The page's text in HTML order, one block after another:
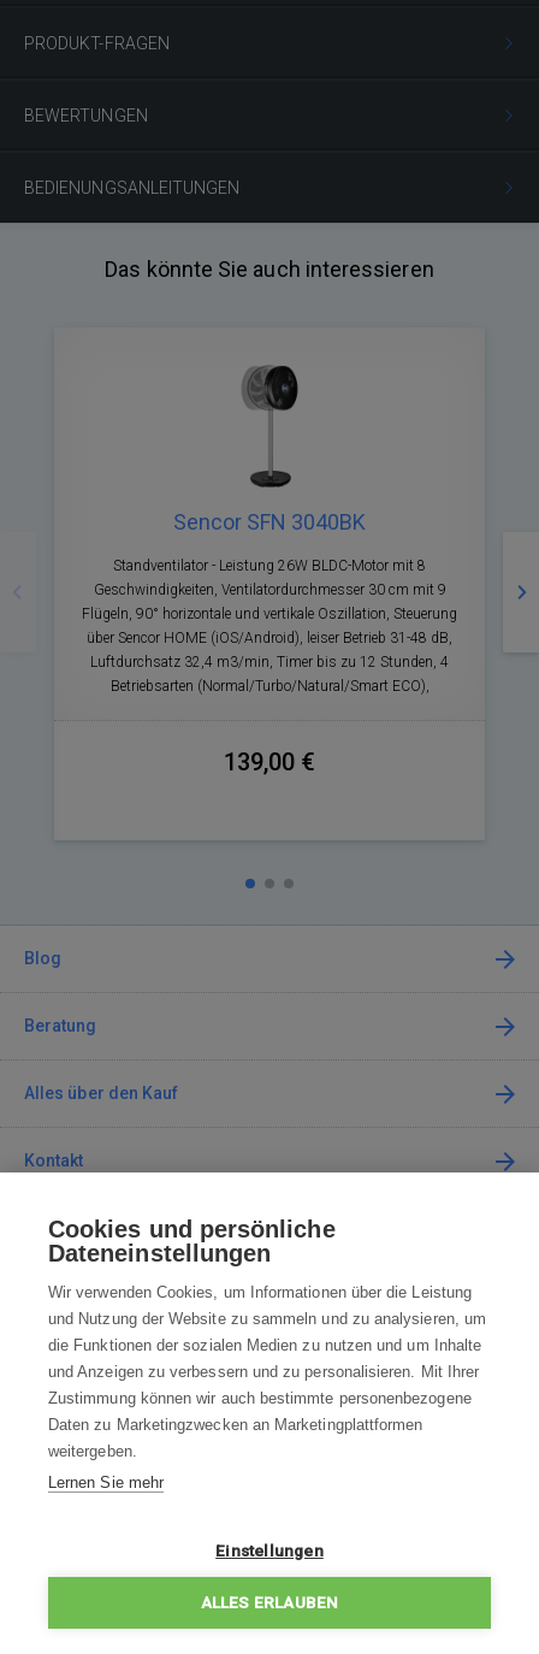
PRODUKT-FRAGEN
BEWERTUNGEN
BEDIENUNGSANLEITUNGEN
Das könnte Sie auch interessieren
Sencor SFN 3040BK
Standventilator - Leistung 26W BLDC-Motor mit 8
Geschwindigkeiten, Ventilatordurchmesser 30 cm mit 9
Flügeln, 90° horizontale und vertikale Oszillation, Steuerung
über Sencor HOME (iOS/Android), leiser Betrieb 31-48 dB,
Luftdurchsatz 32,4 m3/min, Timer bis zu 12 Stunden, 4
Betriebsarten (Normal/Turbo/Natural/Smart ECO),
139,00 €
Blog
Beratung
Alles über den Kauf
Kontakt
Kontaktieren Sie uns
info@robotworld.de
+49 25 197 159 962 Mo-Fr 8:00—16:00 Uhr
ALLE KONTAKTE
WIDERRUFSBELEHRUNG
DATENSCHUTZERKLÄRUNG
Cookies und persönliche
Dateneinstellungen
Wir verwenden Cookies, um Informationen über die Leistung
und Nutzung der Website zu sammeln und zu analysieren, um
die Funktionen der sozialen Medien zu nutzen und um Inhalte
und Anzeigen zu verbessern und zu personalisieren. Mit Ihrer
Zustimmung können wir auch bestimmte personenbezogene
Daten zu Marketingzwecken an Marketingplattformen
weitergeben.
Lernen Sie mehr
Einstellungen
ALLES ERLAUBEN